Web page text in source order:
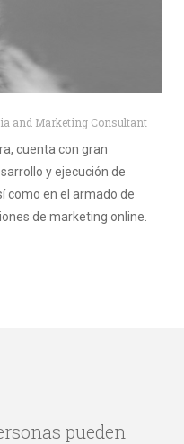
and Marketing Consultant
cuenta con gran
y ejecución de
como en el armado de
de marketing online.
pueden